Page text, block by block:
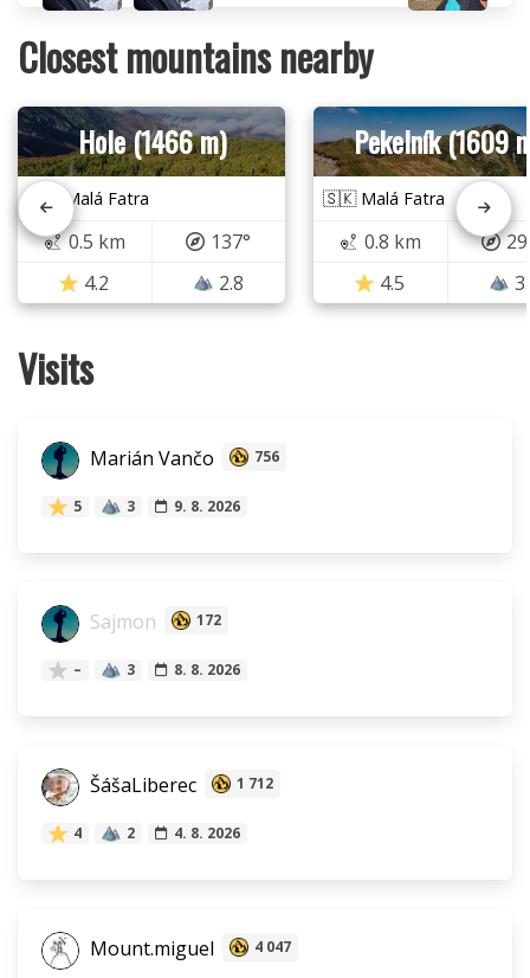
Closest mountains nearby
Hole (1466 m)
🇸🇰 Malá Fatra
0.5 km
137°
4.2
2.8
Pekelník (1609
🇸🇰 Malá Fatra
0.8 km
4.5
Visits
Marián Vančo 756
5 3 9. 8. 2026
Sajmon 172
– 3 8. 8. 2026
ŠášaLiberec 1 712
4 2 4. 8. 2026
Mount.miguel 4 047